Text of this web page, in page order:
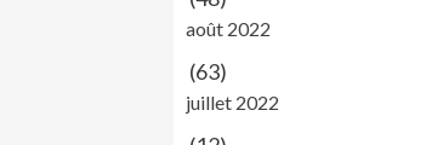
août 2022
(63)
juillet 2022